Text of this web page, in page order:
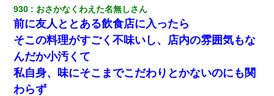
930 おさかなくわえた名無しさん
前に友人ととある飲食店に入ったら
そこの料理がすごく不味いし、店内の雰囲気もな
んだか小汚くて
私自身、味にそこまでこだわりとかないのにも関
わらず